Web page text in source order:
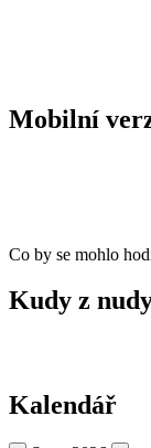
Mobilní
Co by se mohlo
Kudy z
Kalendář